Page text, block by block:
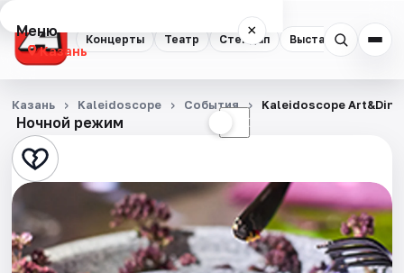
Концерты Театр Стендап Выставки
Меню ×
Казань
Концерты
Театр
Стендап
Выставки
Квесты
Ночной режим ☾
Казань Kaleidoscope События Kaleidoscope